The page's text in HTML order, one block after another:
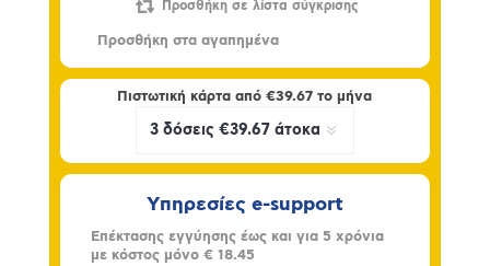
Πιστωτική κάρτα από€39.67 το μήνα
Υπηρεσίες e-support
Επέκτασης εγγύησης έως και για 5 χρόνια
με κόστος μόνο € 18.45